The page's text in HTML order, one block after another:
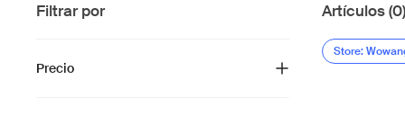
Filtrar por
Precio
Artículos (0)
Store: